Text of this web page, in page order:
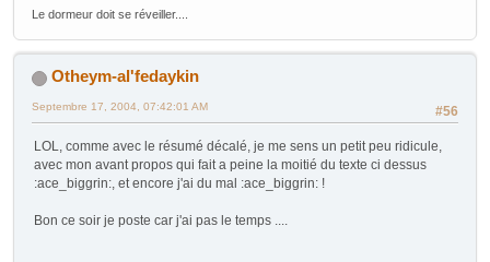
Le dormeur doit se réveiller....
Otheym-al'fedaykin
#56
Septembre 17, 2004, 07:42:01 AM
LOL, comme avec le résumé décalé, je me sens un petit peu ridicule,
avec mon avant propos qui fait a peine la moitié du texte ci dessus
:ace_biggrin:, et encore j'ai du mal :ace_biggrin: !
Bon ce soir je poste car j'ai pas le temps ....